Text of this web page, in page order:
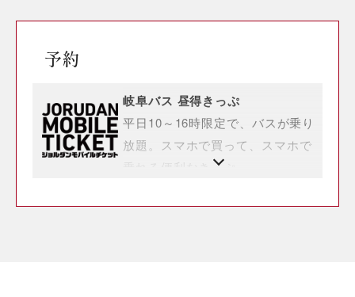
予約
岐阜バス 昼得きっぷ
平日10～16時限定で、バスが乗り
放題。スマホで買って、スマホで
乗れる便利なきっぷ。